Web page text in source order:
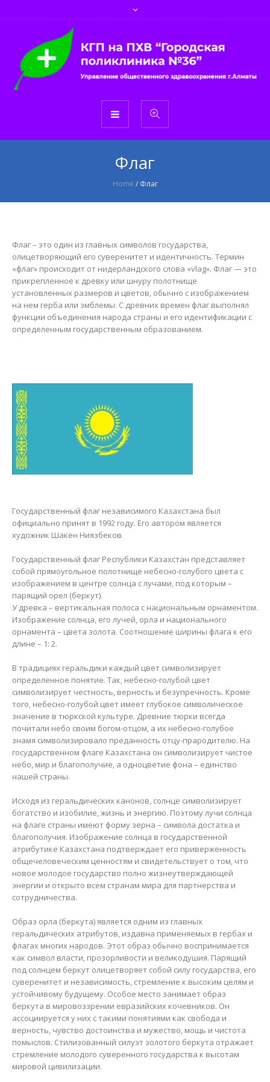
Флаг
Home / Флаг
Флаг – это один из главных символов государства,
олицетворяющий его суверенитет и идентичность. Термин
«флаг» происходит от нидерландского слова «vlag». Флаг — это
прикрепленное к древку или шнуру полотнище
установленных размеров и цветов, обычно с изображением
на нем герба или эмблемы. С древних времен флаг выполнял
функции объединения народа страны и его идентификации с
определенным государственным образованием.
Государственный флаг независимого Казахстана был
официально принят в 1992 году. Его автором является
художник Шакен Ниязбеков.
Государственный флаг Республики Казахстан представляет
собой прямоугольное полотнище небесно-голубого цвета с
изображением в центре солнца с лучами, под которым –
парящий орел (беркут).
У древка – вертикальная полоса с национальным орнаментом.
Изображение солнца, его лучей, орла и национального
орнамента – цвета золота. Соотношение ширины флага к его
длине – 1: 2.
В традициях геральдики каждый цвет символизирует
определенное понятие. Так, небесно-голубой цвет
символизирует честность, верность и безупречность. Кроме
того, небесно-голубой цвет имеет глубокое символическое
значение в тюркской культуре. Древние тюрки всегда
почитали небо своим богом-отцом, а их небесно-голубое
знамя символизировало преданность отцу-прародителю. На
государственном флаге Казахстана он символизирует чистое
небо, мир и благополучие, а одноцветие фона – единство
нашей страны.
Исходя из геральдических канонов, солнце символизирует
богатство и изобилие, жизнь и энергию. Поэтому лучи солнца
на флаге страны имеют форму зерна – символа достатка и
благополучия. Изображение солнца в государственной
атрибутике Казахстана подтверждает его приверженность
общечеловеческим ценностям и свидетельствует о том, что
новое молодое государство полно жизнеутверждающей
энергии и открыто всем странам мира для партнерства и
сотрудничества.
Образ орла (беркута) является одним из главных
геральдических атрибутов, издавна применяемых в гербах и
флагах многих народов. Этот образ обычно воспринимается
как символ власти, прозорливости и великодушия. Парящий
под солнцем беркут олицетворяет собой силу государства, его
суверенитет и независимость, стремление к высоким целям и
устойчивому будущему. Особое место занимает образ
беркута в мировоззрении евразийских кочевников. Он
ассоциируется у них с такими понятиями как свобода и
верность, чувство достоинства и мужество, мощь и чистота
помыслов. Стилизованный силуэт золотого беркута отражает
стремление молодого суверенного государства к высотам
мировой цивилизации.